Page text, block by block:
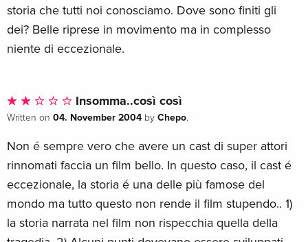
storia che tutti noi conosciamo. Dove sono finiti gli
dei? Belle riprese in movimento ma in complesso
niente di eccezionale.
Insomma..così così
Written on 04. November 2004 by Chepo.
Non é sempre vero che avere un cast di super attori
rinnomati faccia un film bello. In questo caso, il cast é
eccezionale, la storia é una delle più famose del
mondo ma tutto questo non rende il film stupendo.. 1)
la storia narrata nel film non rispecchia quella della